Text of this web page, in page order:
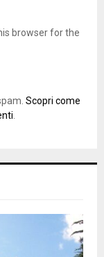
browser for the
Scopri come
.